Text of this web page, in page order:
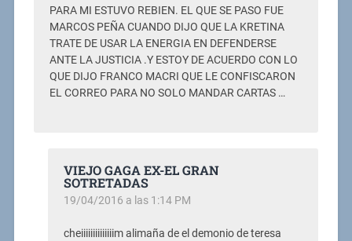
PARA MI ESTUVO REBIEN. EL QUE SE PASO FUE
MARCOS PEÑA CUANDO DIJO QUE LA KRETINA
TRATE DE USAR LA ENERGIA EN DEFENDERSE
ANTE LA JUSTICIA .Y ESTOY DE ACUERDO CON LO
QUE DIJO FRANCO MACRI QUE LE CONFISCARON
EL CORREO PARA NO SOLO MANDAR CARTAS …
VIEJO GAGA EX-EL GRAN
SOTRETADAS
19/04/2016 a las 1:14 PM
cheiiiiiiiiiiiiiim alimaña de el demonio de teresa